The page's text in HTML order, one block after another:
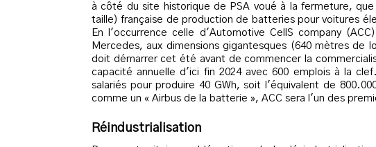
à côté du site historique de PSA voué à la fermeture,
taille) française de production de batteries pour voitures
En l'occurrence celle d'Automotive CellS company
Mercedes, aux dimensions gigantesques (640 mètres
doit démarrer cet été avant de commencer la
capacité annuelle d'ici fin 2024 avec 600 emplois à la
salariés pour produire 40 GWh, soit l'équivalent de
comme un « Airbus de la batterie », ACC sera l'un des
Réindustrialisation